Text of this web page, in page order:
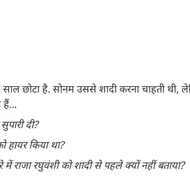
छोटा है. सोनम उससे शादी करना चाहती थी,
हैं...
दी?
हायर किया था?
राजा रघुवंशी को शादी से पहले क्यों नहीं बताया?